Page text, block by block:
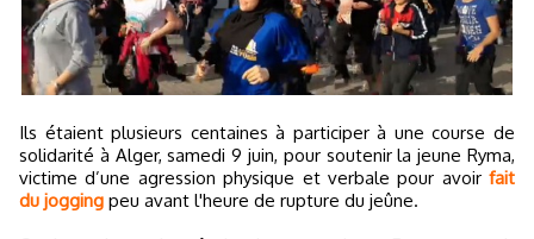
Ils étaient plusieurs centaines à participer à une course de
solidarité à Alger, samedi 9 juin, pour soutenir la jeune Ryma,
victime d’une agression physique et verbale pour avoir fait
du jogging peu avant l'heure de rupture du jeûne.